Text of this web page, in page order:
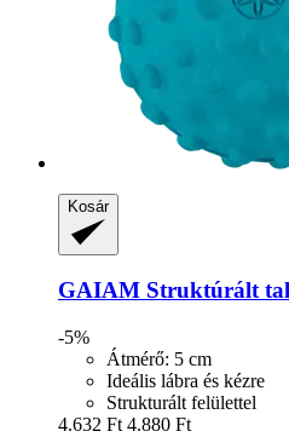
Kosár
GAIAM Struktúrált
-5%
Átmérő: 5 cm
Ideális lábra és kézre
Strukturált felülettel
4.632 Ft 4.880 Ft